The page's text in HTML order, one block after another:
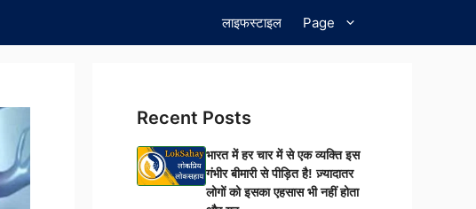
लाइफस्टाइल Page
Recent Posts
भारत में हर चार में से एक व्यक्ति इस
गंभीर बीमारी से पीड़ित है! ज़्यादातर
लोगों को इसका एहसास भी नहीं होता